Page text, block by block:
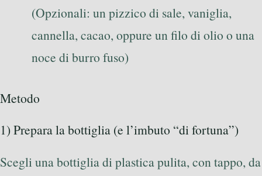
(Opzionali: un pizzico di sale, vaniglia,
cannella, cacao, oppure un filo di olio o una
noce di burro fuso)
Metodo
1) Prepara la bottiglia (e l’imbuto “di fortuna”)
Scegli una bottiglia di plastica pulita, con tappo, da